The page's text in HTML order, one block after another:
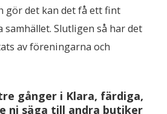
gör det kan det få ett fint
samhället. Slutligen så har det
av föreningarna och
gånger i Klara, färdiga,
ni säga till andra butiker